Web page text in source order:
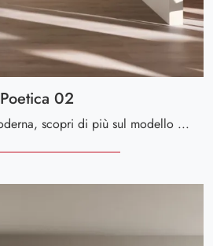
Poetica 02
Se vuoi una cucina moderna, scopri di più sul modello Poetica 02 Scavolini.